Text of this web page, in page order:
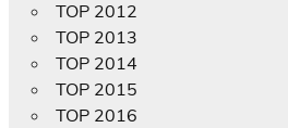
TOP 2012
TOP 2013
TOP 2014
TOP 2015
TOP 2016